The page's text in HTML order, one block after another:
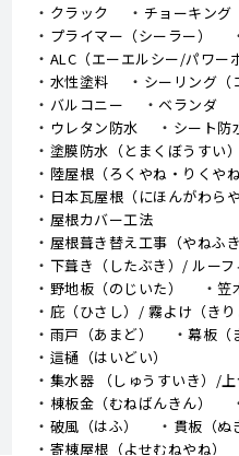
クラック チョーキング
プライマー（シーラー）
ALC（エーエルシー/パワー
水性塗料
シーリング（
バルコニー
ベランダ
ウレタン防水
シート防
塗膜防水（とまくぼうすい）
陸屋根（ろくやね・りくやね
日本瓦屋根（にほんがわらや
屋根カバー工法
屋根葺き替え工事（やねふ
下葺き（したぶき）/ ルー
野地板（のじいた）
笠
庇（ひさし）/ 霧よけ（きり
雨戸（あまど）
幕板（
這樋（はいどい）
集水器 （しゅうすいき）/上
棟板金（むねばんきん）
破風（はふ）
貫板（ぬ
寄棟屋根（よせむねやね）